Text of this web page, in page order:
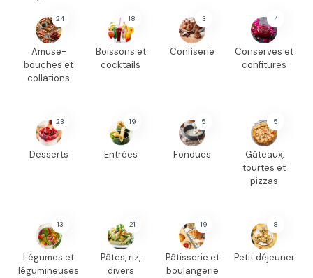
24
Amuse-
bouches et
collations
18
Boissons et
cocktails
3
Confiserie
4
Conserves et
confitures
23
Desserts
19
Entrées
5
Fondues
5
Gâteaux,
tourtes et
pizzas
13
Légumes et
légumineuses
21
Pâtes, riz,
divers
19
Pâtisserie et
boulangerie
8
Petit déjeuner